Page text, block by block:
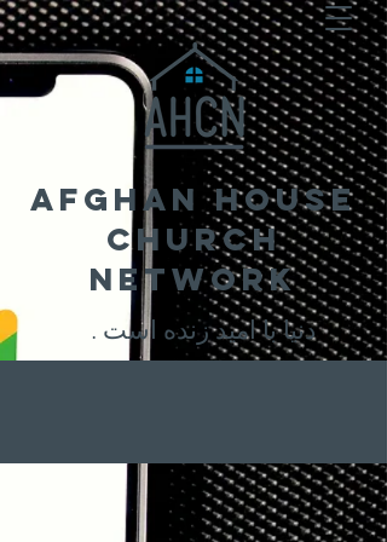
Afghan House
Church
Network
. دنیا با امید زنده است